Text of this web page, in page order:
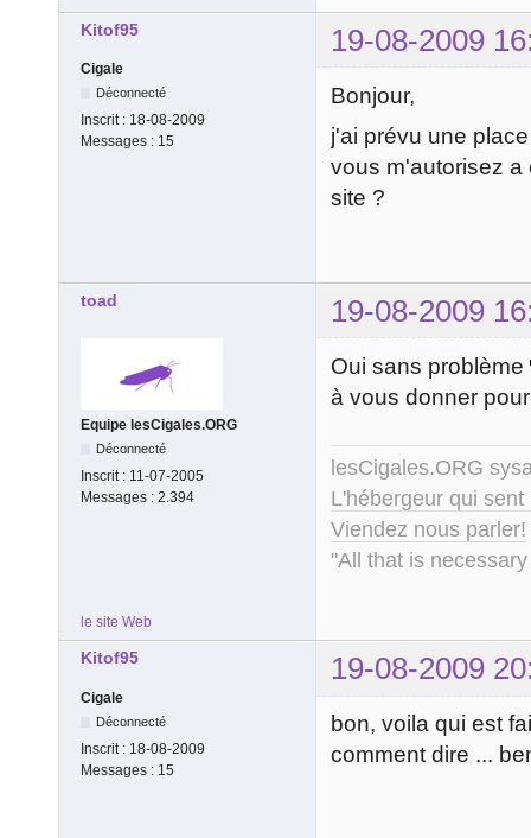
Kitof95 19-08-2009
Cigale
Déconnecté
Inscrit : 18-08-2009
Messages : 15
Bonjour,
j'ai prévu une
vous m'autorisez a
site ?
toad 19-08-2009
Equipe lesCigales.ORG
Déconnecté
Inscrit : 11-07-2005
Messages : 2.394
Oui sans problème
à vous donner
lesCigales.ORG
L'hébergeur qui
Viendez nous parler!
"All that is
le site Web
Kitof95 19-08-2009
Cigale
Déconnecté
Inscrit : 18-08-2009
Messages : 15
bon, voila qui est
comment dire ...